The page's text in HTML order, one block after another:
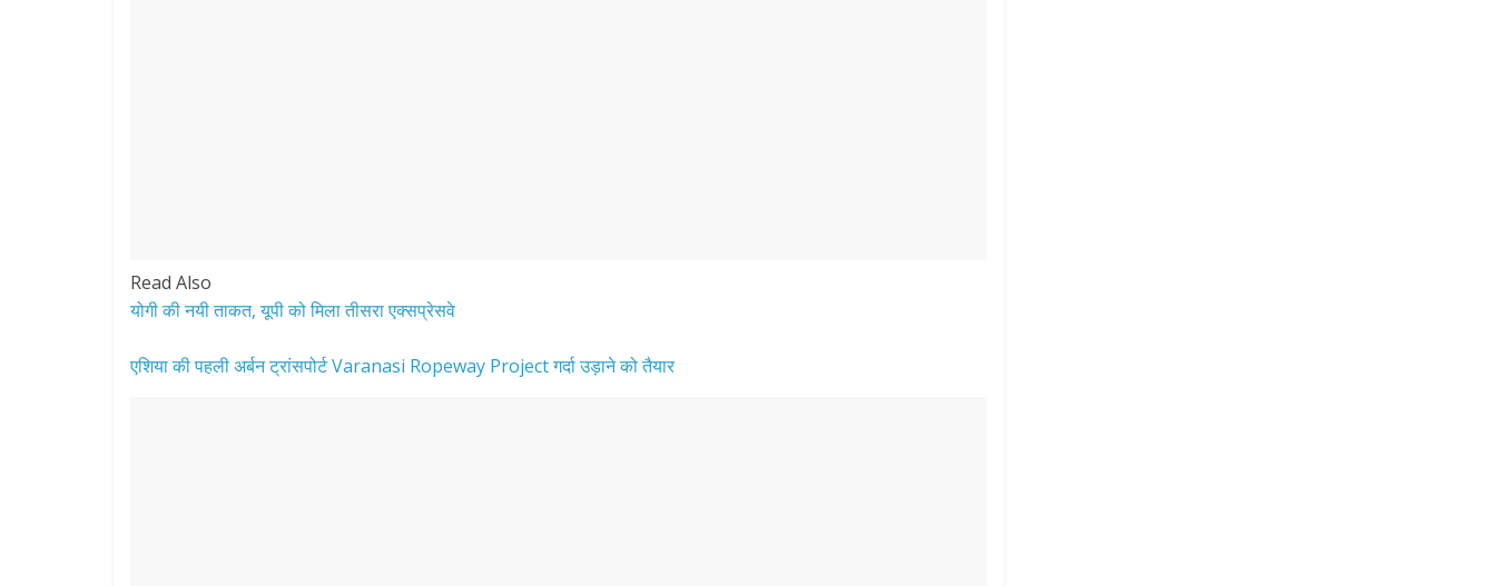
Read Also
योगी की नयी ताकत, यूपी को मिला तीसरा एक्सप्रेसवे
एशिया की पहली अर्बन ट्रांसपोर्ट Varanasi Ropeway Project गर्दा उड़ाने को तैयार